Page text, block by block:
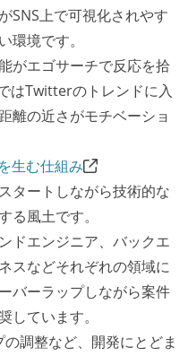
SNS上で可視化されやす
環境です。
がエゴサーチで反応を拾
はTwitterのトレンドに入
離の近さがモチベーショ
生む仕組み
タートしながら技術的な
る風土です。
ドエンジニア、バックエ
スなどそれぞれの領域に
バーラップしながら案件
しています。
調整など、開発にとどま